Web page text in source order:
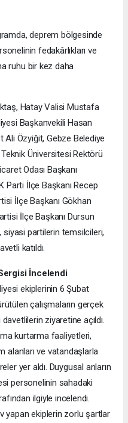
deprem bölgesinde
fedakârlıkları ve
ruhu bir kez daha
Hatay Valisi Mustafa
Başkanvekili Hasan
Ali Özyiğit, Gebze Belediye
Üniversitesi Rektörü
Odası Başkanı
Parti İlçe Başkanı Recep
İlçe Başkanı Gökhan
İlçe Başkanı Dursun
siyasi partilerin temsilcileri,
katıldı.
İncelendi
ekiplerinin 6 Şubat
çalışmaların gerçek
ziyaretine açıldı.
kurtarma faaliyetleri,
alanları ve vatandaşlarla
yer aldı. Duygusal anların
personelinin sahadaki
ilgiyle incelendi.
yapan ekiplerin zorlu şartlar